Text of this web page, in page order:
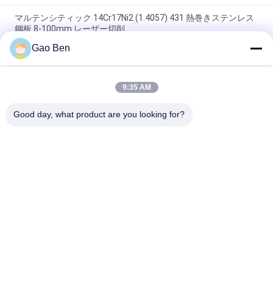
マルテンシティック 14Cr17Ni2 (1.4057) 431 熱巻きステンレス
鋼板 8-100mm レーザー切削
合金 20 プレート Incoloy20 カーペンター20Cb-3 UNSN08020
2.4460 8MM X 1500 X 6000MM
高温耐性熱巻き DIN 1.4845 SUS 310S AISI 310S INOXステンレ
Gao Ben
9:35 AM
Good day, what product are you looking for?